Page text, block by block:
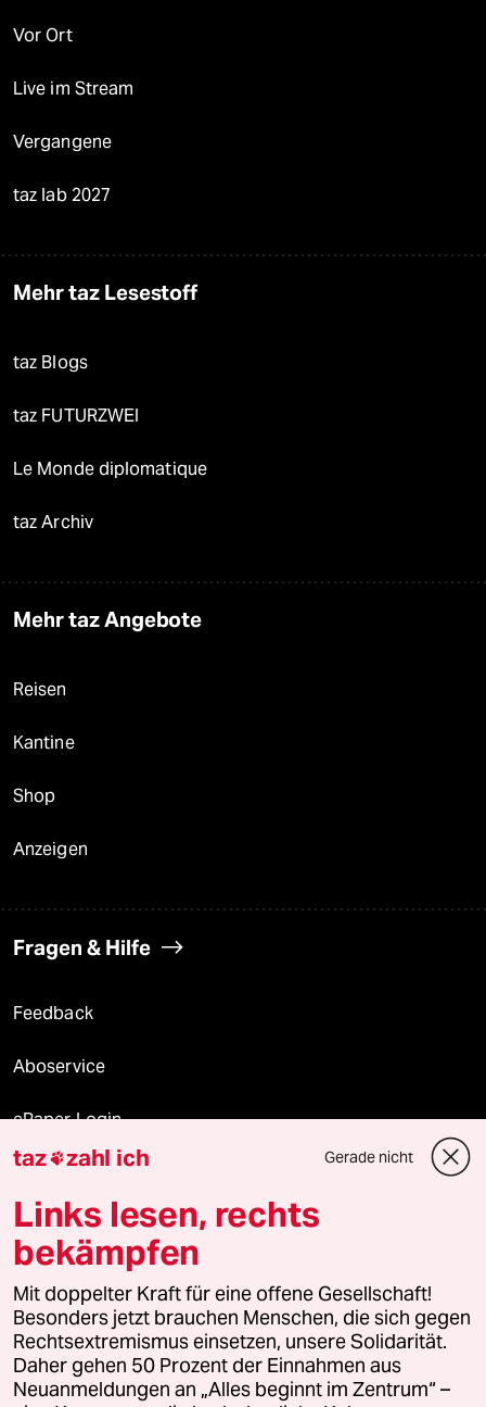
Vor Ort
Live im Stream
Vergangene
taz lab 2027
Mehr taz Lesestoff
taz Blogs
taz FUTURZWEI
Le Monde diplomatique
taz Archiv
Mehr taz Angebote
Reisen
Kantine
Shop
Anzeigen
Fragen & Hilfe
Feedback
Aboservice
ePaper Login
Downloads für Abonnierende
© 2026 taz Verlags und Vertriebs GmbH
Alle Rechte vorbehalten. Bei rechtlichen Fragen oder für Genehmigungen
wenden Sie sich bitte an
lizenzen@taz.de
Feedback Redaktionsstatut Kommune-Richtlinien
taz zahl ich Gerade nicht
Links lesen, rechts
bekämpfen
Mit doppelter Kraft für eine offene Gesellschaft!
Besonders jetzt brauchen Menschen, die sich gegen
Rechtsextremismus einsetzen, unsere Solidarität.
Daher gehen 50 Prozent der Einnahmen aus
Neuanmeldungen an „Alles beginnt im Zentrum“ –